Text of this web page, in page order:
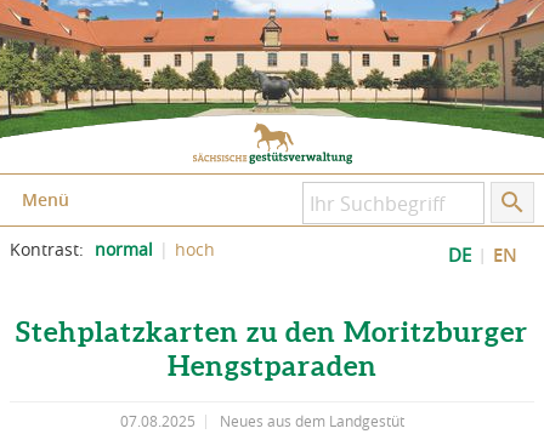
Zum Inhalt springen
Zum Seitenfuß springen
Menü
Kontrast: normal hoch EN
DE
Stehplatzkarten zu den Moritzburger
Hengstparaden
07.08.2025 Neues aus dem Landgestüt